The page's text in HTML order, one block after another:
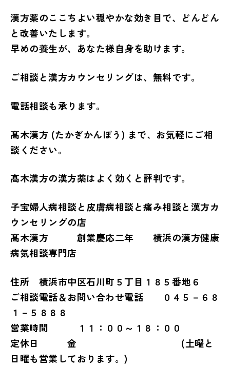
漢方薬のここちよい穏やかな効き目で、どんどん
と改善いたします。
早めの養生が、あなた様自身を助けます。
ご相談と漢方カウンセリングは、無料です。
電話相談も承ります。
髙木漢方 (たかぎかんぽう) まで、お気軽にご相
談ください。
髙木漢方の漢方薬はよく効くと評判です。
子宝婦人病相談と皮膚病相談と痛み相談と漢方カ
ウンセリングの店
髙木漢方 創業慶応二年 横浜の漢方健康
病気相談専門店
住所 横浜市中区石川町５丁目１８５番地６
ご相談電話＆お問い合わせ電話 ０４５－６８
１－５８８８
営業時間 １１：００～１８：００
定休日 金 (土曜と
日曜も営業しております。)